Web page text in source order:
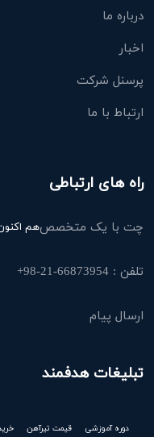
درباره ما
اخبار
پرسنل شرکت
ارتباط با ما
راه های ارتباطی
چت با یک متخصصهم
تلفن : 66873954-21-98+
ارسال پیام
تبلیغات هدفمند
دوره آموزشی قیمت تیرآهن